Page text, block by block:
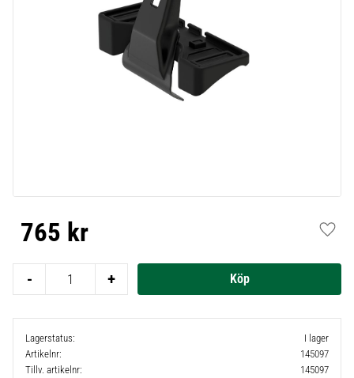
765 kr
+
-
Lagerstatus
I lager
Artikelnr
145097
Tillv. artikelnr
145097